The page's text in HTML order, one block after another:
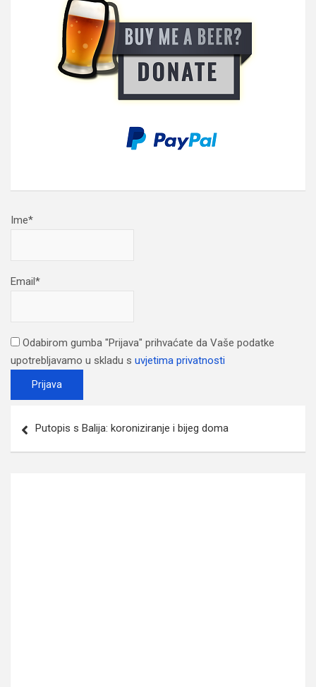
Ime*
Email*
Odabirom gumba "Prijava" prihvaćate da Vaše podatke
upotrebljavamo u skladu s uvjetima privatnosti
navigation
Putopis s Balija: koroniziranje i bijeg doma